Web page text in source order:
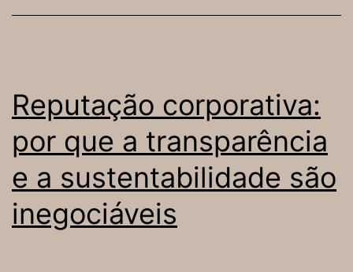
Reputação corporativa:
por que a transparência
e a sustentabilidade são
inegociáveis